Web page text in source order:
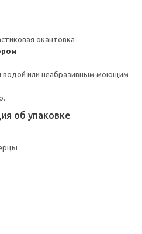
окантовка
водой или неабразивным моющим
об упаковке